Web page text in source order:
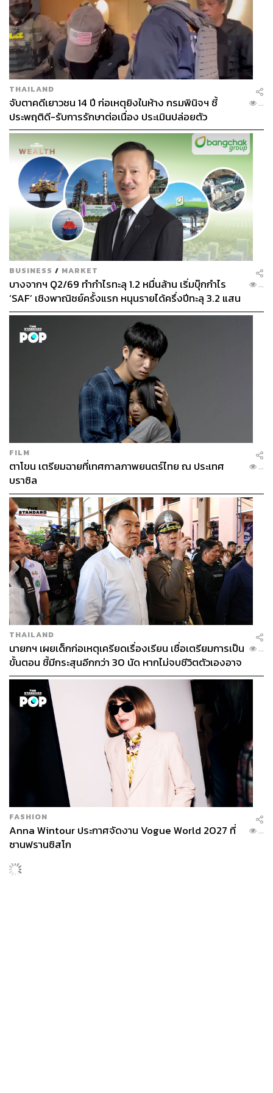
THAILAND
จับตาคดีเยาวชน 14 ปี ก่อเหตุยิงในห้าง กรมพินิจฯ ชี้
ประพฤติดี-รับการรักษาต่อเนื่อง ประเมินปล่อยตัว
...
BUSINESS / MARKET
บางจากฯ Q2/69 ทำกำไรทะลุ 1.2 หมื่นล้าน เริ่มบุ๊กกำไร
‘SAF’ เชิงพาณิชย์ครั้งแรก หนุนรายได้ครึ่งปีทะลุ 3.2 แสน
ล้าน
...
FILM
ตาโขน เตรียมฉายที่เทศกาลภาพยนตร์ไทย ณ ประเทศ
บราซิล
...
THAILAND
นายกฯ เผยเด็กก่อเหตุเครียดเรื่องเรียน เชื่อเตรียมการเป็น
ขั้นตอน ชี้มีกระสุนอีกกว่า 30 นัด หากไม่จบชีวิตตัวเองอาจ
สูญเสียเพิ่ม
...
FASHION
Anna Wintour ประกาศจัดงาน Vogue World 2027 ที่
ซานฟรานซิสโก
...